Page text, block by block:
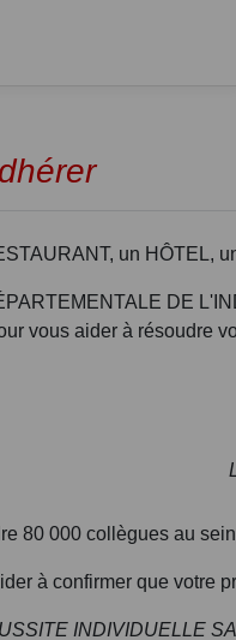
un HÔTEL,
DE
vous aider à résoudre
80 000 collègues au
à confirmer que votre
INDIVIDUELLE